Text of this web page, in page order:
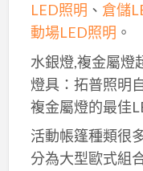
LED照明 、 倉儲
動場LED照明 。
水銀燈,複金屬燈
燈具：拓普照明
複金屬燈的最佳
活動帳篷種類很
分為大型歐式組